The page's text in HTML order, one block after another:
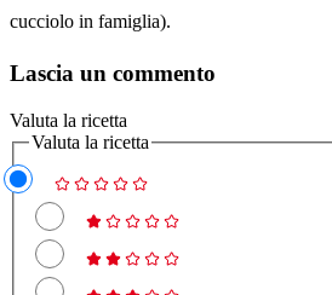
cucciolo in famiglia).
Lascia un commento
Valuta la ricetta
Valuta la ricetta